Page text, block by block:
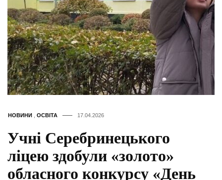
НОВИНИ ОСВІТА 17.04.2026
Учні Серебринецького
ліцею здобули «золото»
обласного конкурсу «День